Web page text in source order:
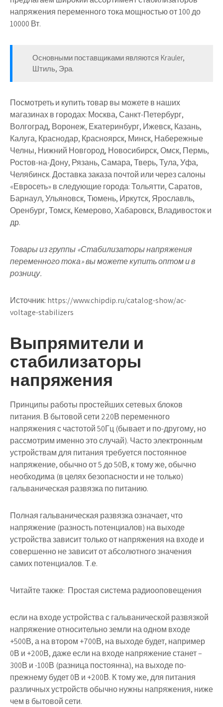
напряжения переменного тока мощностью от 100 до
10000 Вт.
Основными поставщиками являются Krauler,
Штиль, Эра.
Посмотреть и купить товар вы можете в наших
магазинах в городах: Москва, Санкт-Петербург,
Волгоград, Воронеж, Екатеринбург, Ижевск, Казань,
Калуга, Краснодар, Красноярск, Минск, Набережные
Челны, Нижний Новгород, Новосибирск, Омск, Пермь,
Ростов-на-Дону, Рязань, Самара, Тверь, Тула, Уфа,
Челябинск. Доставка заказа почтой или через салоны
«Евросеть» в следующие города: Тольятти, Саратов,
Барнаул, Ульяновск, Тюмень, Иркутск, Ярославль,
Оренбург, Томск, Кемерово, Хабаровск, Владивосток и
др.
Товары из группы «Стабилизаторы напряжения
переменного тока» вы можете купить оптом и в
розницу.
Источник: https://www.chipdip.ru/catalog-show/ac-
voltage-stabilizers
Выпрямители и
стабилизаторы
напряжения
Принципы работы простейших сетевых блоков
питания. В бытовой сети 220В переменного
напряжения с частотой 50Гц (бывает и по-другому, но
рассмотрим именно это случай). Часто электронным
устройствам для питания требуется постоянное
напряжение, обычно от 5 до 50В, к тому же, обычно
необходима (в целях безопасности и не только)
гальваническая развязка по питанию.
Полная гальваническая развязка означает, что
напряжение (разность потенциалов) на выходе
устройства зависит только от напряжения на входе и
совершенно не зависит от абсолютного значения
самих потенциалов. Т.е.
Читайте также: Простая система радиооповещения
если на входе устройства с гальванической развязкой
напряжение относительно земли на одном входе
+500В, а на втором +700В, на выходе будет, например
0В и +200В, даже если на входе напряжение станет –
300В и -100В (разница постоянна), на выходе по-
прежнему будет 0В и +200В. К тому же, для питания
различных устройств обычно нужны напряжения, ниже
чем в бытовой сети.